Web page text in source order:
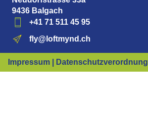
9436 Balgach
+41 71 511 45 95
fly@loftmynd.ch
Impressum | Datenschutzverordnung